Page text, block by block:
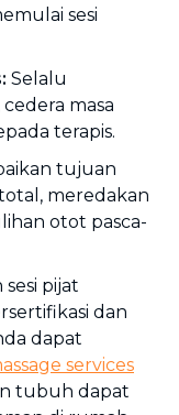
sesi
Selalu
masa
terapis.
tujuan
meredakan
otot pasca-
sesi pijat
dan
dapat
services
tubuh dapat